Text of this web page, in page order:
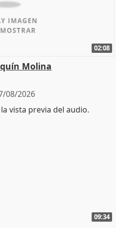
02:08
Molina
08/2026
09:34